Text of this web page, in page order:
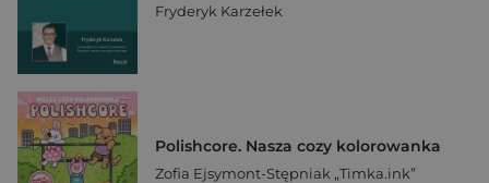
Fryderyk Karzełek
Polishcore. Nasza cozy kolorowanka
Zofia Ejsymont-Stępniak „Timka.ink”